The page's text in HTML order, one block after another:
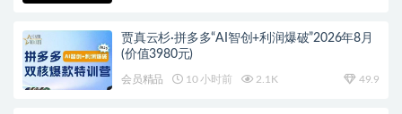
贾真云杉·拼多多“AI智创+利润爆破”2026年8月
(价值3980元)
会员精品 10 小时前 2.1K 49.9